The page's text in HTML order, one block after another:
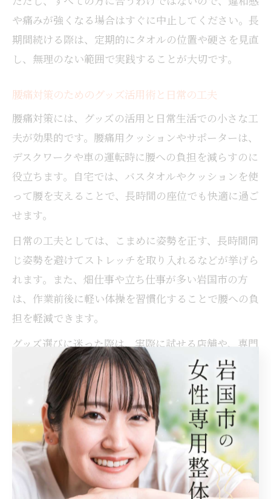
や痛みが強くなる場合はすぐに中止してください。長
期間続ける際は、定期的にタオルの位置や硬さを見直
し、無理のない範囲で実践することが大切です。
腰痛対策のためのグッズ活用術と日常の工夫
腰痛対策には、グッズの活用と日常生活での小さな工
夫が効果的です。腰痛用クッションやサポーターは、
デスクワークや車の運転時に腰への負担を減らすのに
役立ちます。自宅では、バスタオルやクッションを使
って腰を支えることで、長時間の座位でも快適に過ご
せます。
日常の工夫としては、こまめに姿勢を正す、長時間同
じ姿勢を避けてストレッチを取り入れるなどが挙げら
れます。また、畑仕事や立ち仕事が多い岩国市の方
は、作業前後に軽い体操を習慣化することで腰への負
担を軽減できます。
グッズ選びに迷った際は、実際に試せる店舗や、専門
家がアドバイスしてくれる整体院・接骨院を活用する
のも良い方法です。身近なアイテムと日常の心がけを
組み合わせ、無理なく続けられるケアを見つけましょ
う。
腰痛を和らげるグッズ購入時のチェックリスト
腰痛グッズを購入する際は、いくつかのチェックポイ